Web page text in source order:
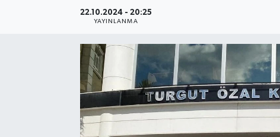
22.10.2024 - 20:25
YAYINLANMA